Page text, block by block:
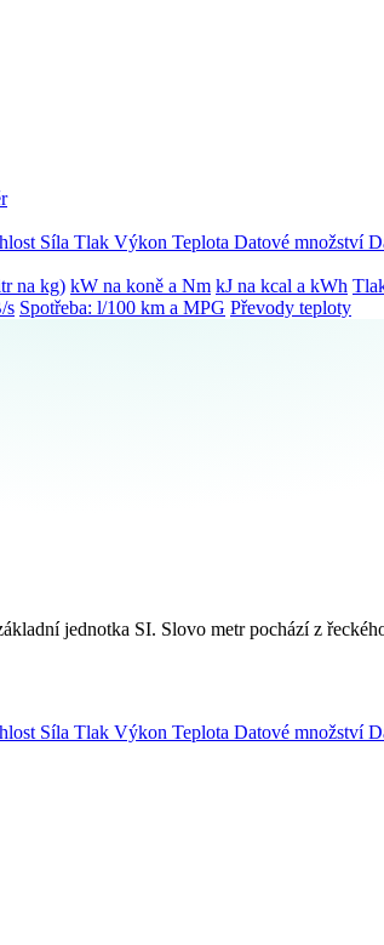
Síla Tlak Výkon Teplota Datové množství
na kg) kW na koně a Nm kJ na kcal a kWh
s Spotřeba: l/100 km a MPG Převody teploty
jednotka SI. Slovo metr pochází z
Síla Tlak Výkon Teplota Datové množství